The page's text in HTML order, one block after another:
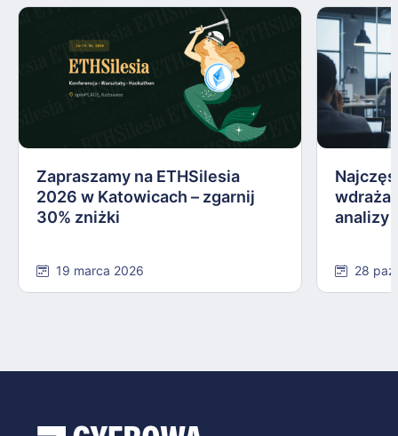
Zapraszamy na ETHSilesia
2026 w Katowicach – zgarnij
30% zniżki
19 marca 2026
analizy
28